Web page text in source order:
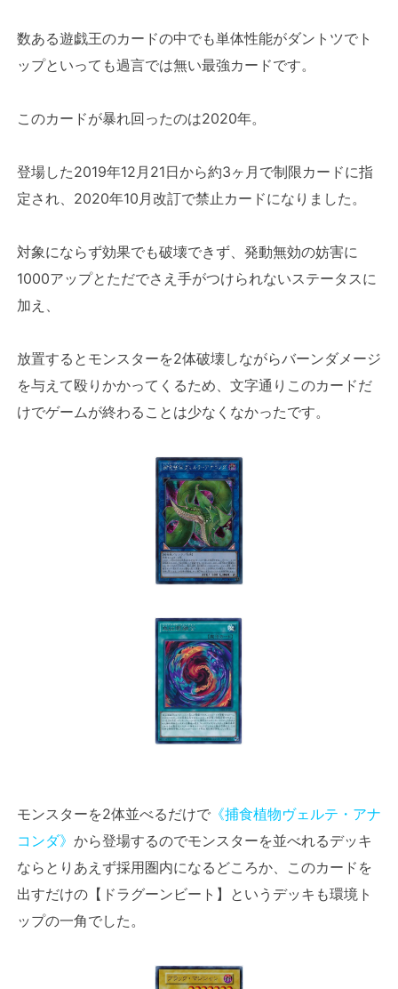
数ある遊戯王のカードの中でも単体性能がダントツでト
ップといっても過言では無い最強カードです。
このカードが暴れ回ったのは2020年。
登場した2019年12月21日から約3ヶ月で制限カードに指
定され、2020年10月改訂で禁止カードになりました。
対象にならず効果でも破壊できず、発動無効の妨害に
1000アップとただでさえ手がつけられないステータスに
加え、
放置するとモンスターを2体破壊しながらバーンダメージ
を与えて殴りかかってくるため、文字通りこのカードだ
けでゲームが終わることは少なくなかったです。
モンスターを2体並べるだけで 《捕食植物ヴェルテ・アナ
コンダ》 から登場するのでモンスターを並べれるデッキ
ならとりあえず採用圏内になるどころか、このカードを
出すだけの【ドラグーンビート】というデッキも環境ト
ップの一角でした。